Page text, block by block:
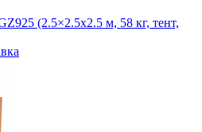
(2.5×2.5x2.5 м, 58 кг, тент,